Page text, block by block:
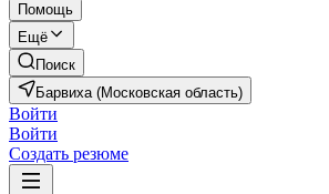
Помощь
Ещё
Поиск
Барвиха (Московская область)
Войти
Войти
Создать резюме